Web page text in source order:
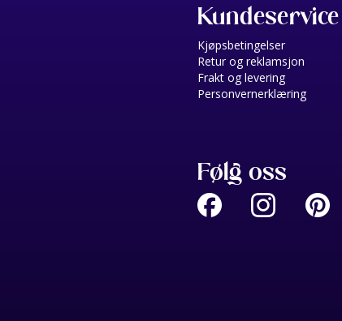
Kundeservice
Kjøpsbetingelser
Retur og reklamsjon
Frakt og levering
Personvernerklæring
Følg oss